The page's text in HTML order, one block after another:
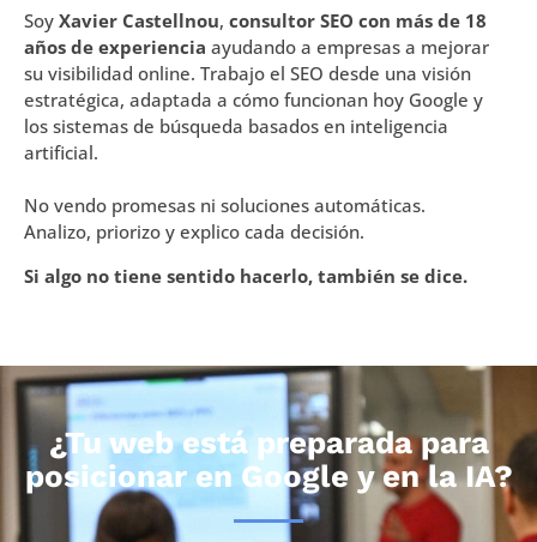
Soy Xavier Castellnou, consultor SEO con más de 18
años de experiencia ayudando a empresas a mejorar
su visibilidad online. Trabajo el SEO desde una visión
estratégica, adaptada a cómo funcionan hoy Google y
los sistemas de búsqueda basados en inteligencia
artificial.
No vendo promesas ni soluciones automáticas.
Analizo, priorizo y explico cada decisión.
Si algo no tiene sentido hacerlo, también se dice.
¿Tu web está preparada para
posicionar en Google y en la IA?